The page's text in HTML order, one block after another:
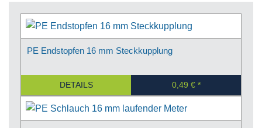
PE Endstopfen 16 mm Steckkupplung
DETAILS 0,49 €